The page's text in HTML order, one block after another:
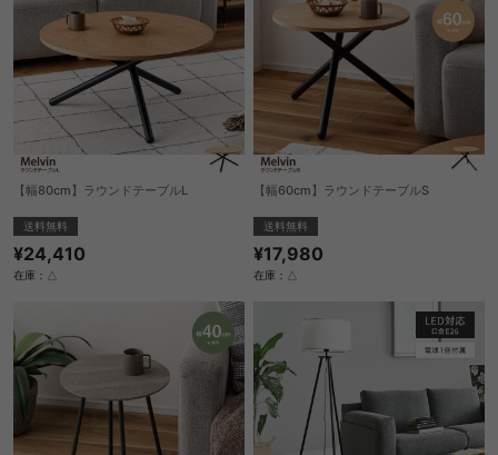
【幅80cm】ラウンドテーブルL
送料無料
¥24,410
在庫：△
【幅60cm】ラウンドテーブルS
送料無料
¥17,980
在庫：△